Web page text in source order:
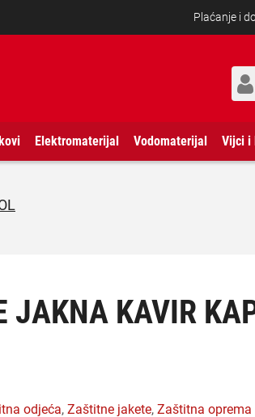
Plaćanje i
Elektromaterijal Vodomaterijal Vijci i
JAKNA KAVIR
odjeća, zaštitne jakete, zaštitna oprema